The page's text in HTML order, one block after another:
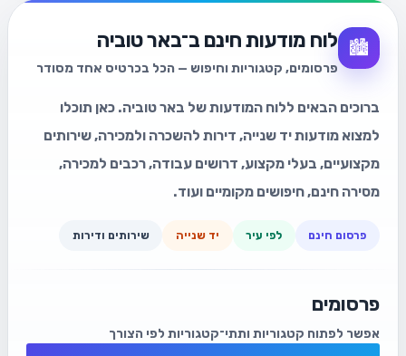
🏙️ לוח מודעות חינם ב־באר טוביה
פרסומים, קטגוריות וחיפוש — הכל בכרטיס אחד מסודר
ברוכים הבאים ללוח המודעות של באר טוביה. כאן תוכלו
למצוא מודעות יד שנייה, דירות להשכרה ולמכירה, שירותים
מקצועיים, בעלי מקצוע, דרושים עבודה, רכבים למכירה,
מסירה חינם, חיפושים מקומיים ועוד.
פרסום חינם לפי עיר יד שנייה שירותים ודירות
פרסומים
אפשר לפתוח קטגוריות ותתי־קטגוריות לפי הצורך